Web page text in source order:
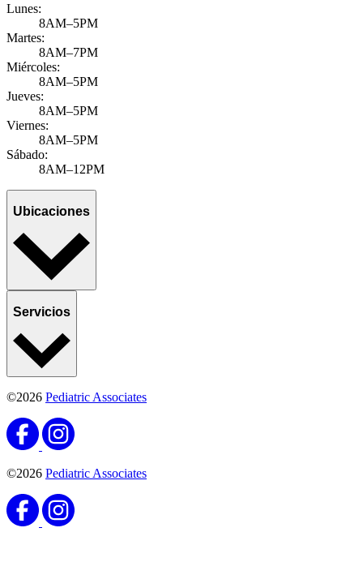
Lunes:
8AM–5PM
Martes:
8AM–7PM
Miércoles:
8AM–5PM
Jueves:
8AM–5PM
Viernes:
8AM–5PM
Sábado:
8AM–12PM
Ubicaciones
Servicios
©2026 Pediatric Associates
©2026 Pediatric Associates